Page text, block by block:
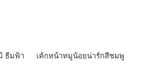
ธีมฟ้า
เค้กหน้าหมูน้อยน่ารักสีชมพู